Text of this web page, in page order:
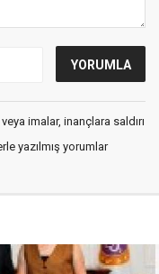
imalar, inançlara saldırı
yazılmış yorumlar